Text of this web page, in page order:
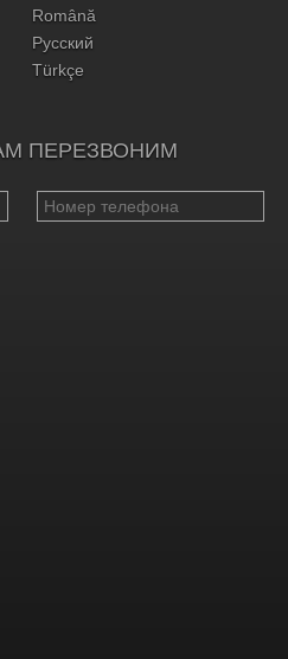
Română
Русский
Türkçe
ПЕРЕЗВОНИМ